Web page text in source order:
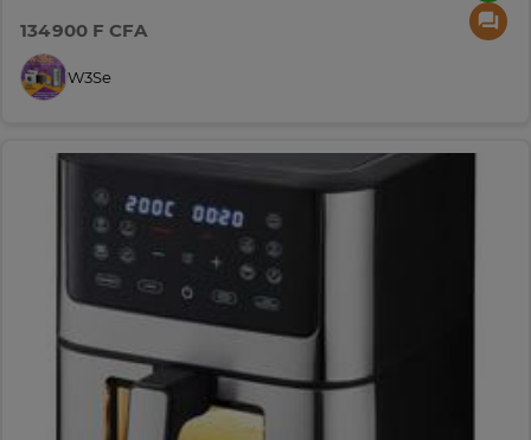
134 900 F CFA
W3Se